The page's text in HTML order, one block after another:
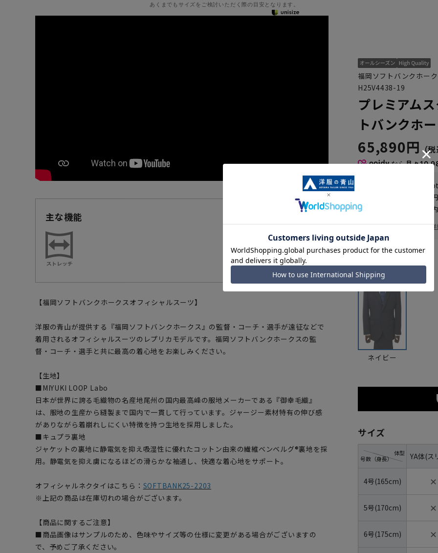
あくまでもサイズをご検討いただく際の目安となります。
主な機能
【福岡ソフトバンクホークスオフィシャルスーツ】
洋服の青山が提供する『福岡ソフトバンクホークス』の監督・コーチ・選手が遠征などで
着用されるオフィシャルスーツのレプリカモデルです。福岡ソフトバンクホークスの監
督・コーチ・選手と共に最高の着心地をお楽しみください。
【生地】
■MIYUKI LOOP Labo
日本が世界に誇る毛織物の名産地尾州の国内最高峰の服地メーカーである『御幸毛織』
は、服地の生産から縫製まで国内で一貫して行っています。ジャージー素材特有の伸び感
がありながら着崩れしにくい特徴を持つ生地を採用しました。
■キュプラ裏地
ジャケットの裏地に静電気を抑え吸湿性に優れたコットン由来の繊維ベンベルグ®裏地を採
用。静電気を抑え虜になるほどの滑らかな袖通し、快適な着心地をサポート。
オフィシャルネクタイはこちら： SOFTBANK25-2203
※上記の商品は在庫切れの場合がございます。
【商品に関するご注意】
■商品画像はサンプルのため、色味やサイズ等の仕様に変更がある場合がございますの
で、予めご了承ください。
福岡ソフトバンクホー
H25V4438-19
プレミアム
トバンクホ
65,890円
なら月々
日以
お届け日を調べる詳
ネイビー
サイズ
号数（身長）
体型 YA体(ス
4号(165cm) ✕
5号(170cm) ✕
6号(175cm) ✕